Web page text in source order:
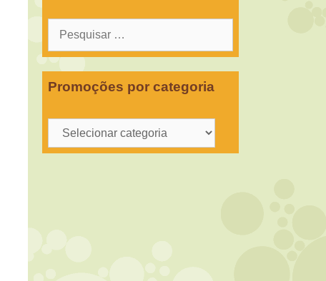
Pesquisar
Promoções por categoria
Promoções
por